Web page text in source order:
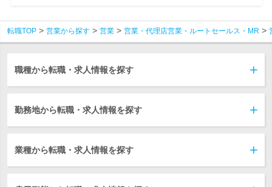
転職TOP 営業から探す 営業 営業・代理店営業・ルートセールス・MR
職種から転職・求人情報を探す
勤務地から転職・求人情報を探す
業種から転職・求人情報を探す